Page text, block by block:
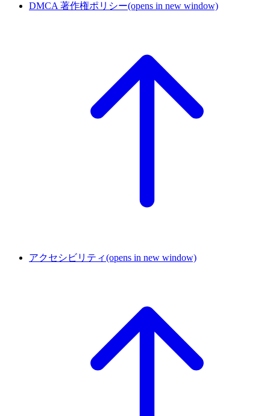
DMCA 著作権ポリシー(opens in new window)
アクセシビリティ(opens in new window)